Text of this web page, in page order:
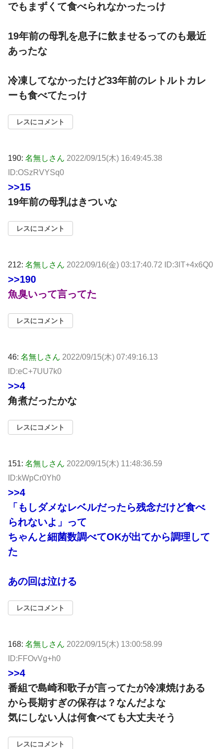
でもまずくて食べられなかったっけ
19年前の母乳を息子に飲ませるってのも最近
あったな
冷凍してなかったけど33年前のレトルトカレ
ーも食べてたっけ
レスにコメント
190: 名無しさん 2022/09/15(木) 16:49:45.38
ID:OSzRVYSq0
>>15
19年前の母乳はきついな
レスにコメント
212: 名無しさん 2022/09/16(金) 03:17:40.72 ID:3lT+4x6Q0
>>190
魚臭いって言ってた
レスにコメント
46: 名無しさん 2022/09/15(木) 07:49:16.13
ID:eC+7UU7k0
>>4
角煮だったかな
レスにコメント
151: 名無しさん 2022/09/15(木) 11:48:36.59
ID:kWpCr0Yh0
>>4
「もしダメなレベルだったら残念だけど食べ
られないよ」って
ちゃんと細菌数調べてOKが出てから調理して
た
あの回は泣ける
レスにコメント
168: 名無しさん 2022/09/15(木) 13:00:58.99
ID:FFOvVg+h0
>>4
番組で島崎和歌子が言ってたが冷凍焼けある
から長期すぎの保存は？なんだよな
気にしない人は何食べても大丈夫そう
レスにコメント